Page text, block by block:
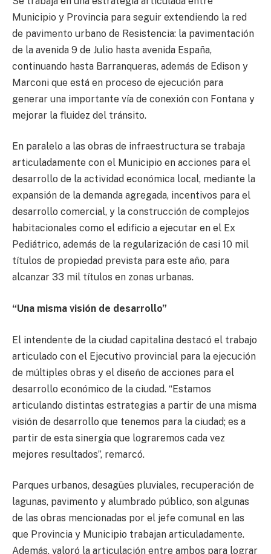
Municipio y Provincia para seguir extendiendo la red
de pavimento urbano de Resistencia: la pavimentación
de la avenida 9 de Julio hasta avenida España,
continuando hasta Barranqueras, además de Edison y
Marconi que está en proceso de ejecución para
generar una importante vía de conexión con Fontana y
mejorar la fluidez del tránsito.
En paralelo a las obras de infraestructura se trabaja
articuladamente con el Municipio en acciones para el
desarrollo de la actividad económica local, mediante la
expansión de la demanda agregada, incentivos para el
desarrollo comercial, y la construcción de complejos
habitacionales como el edificio a ejecutar en el Ex
Pediátrico, además de la regularización de casi 10 mil
títulos de propiedad prevista para este año, para
alcanzar 33 mil títulos en zonas urbanas.
“Una misma visión de desarrollo”
El intendente de la ciudad capitalina destacó el trabajo
articulado con el Ejecutivo provincial para la ejecución
de múltiples obras y el diseño de acciones para el
desarrollo económico de la ciudad. “Estamos
articulando distintas estrategias a partir de una misma
visión de desarrollo que tenemos para la ciudad; es a
partir de esta sinergia que lograremos cada vez
mejores resultados”, remarcó.
Parques urbanos, desagües pluviales, recuperación de
lagunas, pavimento y alumbrado público, son algunas
de las obras mencionadas por el jefe comunal en las
que Provincia y Municipio trabajan articuladamente.
Además, valoró la articulación entre ambos para lograr